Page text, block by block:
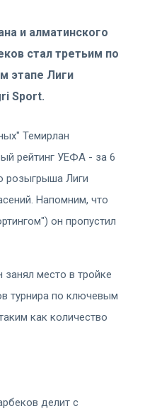
и алматинского
стал третьим по
этапе Лиги
Sport.
Темирлан
рейтинг УЕФА - за 6
розыгрыша Лиги
Напомним, что
он пропустил
занял место в тройке
турнира по ключевым
как количество
делит с